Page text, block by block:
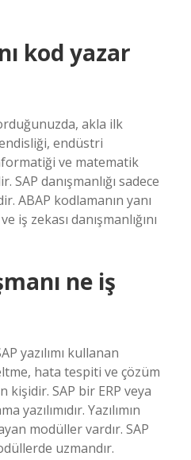
kod yazar
akla ilk
endüstri
ve matematik
danışmanlığı sadece
ABAP kodlamanın yanı
iş zekası danışmanlığını
ne iş
yazılımı kullanan
hata tespiti ve çözüm
SAP bir ERP veya
yazılımıdır. Yazılımın
modüller vardır. SAP
uzmandır.